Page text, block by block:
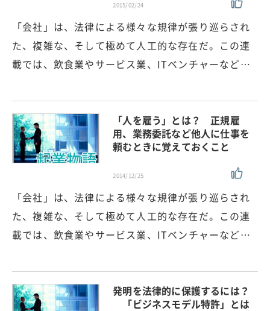
2015/02/24
「会社」は、法律による様々な規律が張り巡らされ
た、複雑な、そして極めて人工的な存在だ。この連
載では、飲食業やサービス業、ITベンチャーなど…
「人を雇う」とは？ 正規雇
用、業務委託など他人に仕事を
頼むときに覚えておくこと
2014/12/25
「会社」は、法律による様々な規律が張り巡らされ
た、複雑な、そして極めて人工的な存在だ。この連
載では、飲食業やサービス業、ITベンチャーなど…
発明を法律的に保護するには？
「ビジネスモデル特許」とは